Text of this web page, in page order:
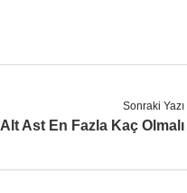
Sonraki Yazı
Alt Ast En Fazla Kaç Olmalı